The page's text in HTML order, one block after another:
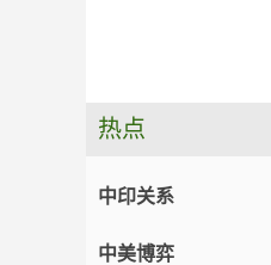
热点
中印关系
中美博弈